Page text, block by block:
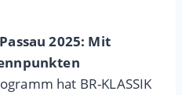
2025: Mit
hat BR-KLASSIK